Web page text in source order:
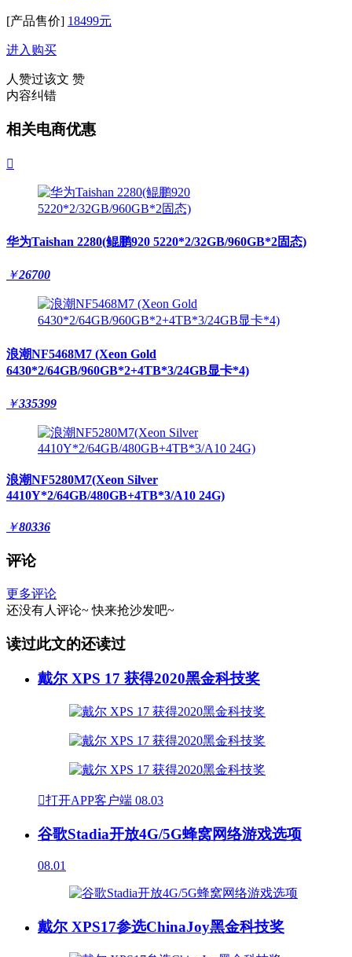
[产品售价] 18499元
进入购买
人赞过该文 赞
内容纠错
相关电商优惠

华为Taishan 2280(鲲鹏920 5220*2/32GB/960GB*2固态)
￥26700
浪潮NF5468M7 (Xeon Gold
6430*2/64GB/960GB*2+4TB*3/24GB显卡*4)
￥335399
浪潮NF5280M7(Xeon Silver
4410Y*2/64GB/480GB+4TB*3/A10 24G)
￥80336
评论
更多评论
还没有人评论~ 快来抢沙发吧~
读过此文的还读过
戴尔 XPS 17 获得2020黑金科技奖
打开APP客户端 08.03
谷歌Stadia开放4G/5G蜂窝网络游戏选项
08.01
戴尔 XPS17参选ChinaJoy黑金科技奖